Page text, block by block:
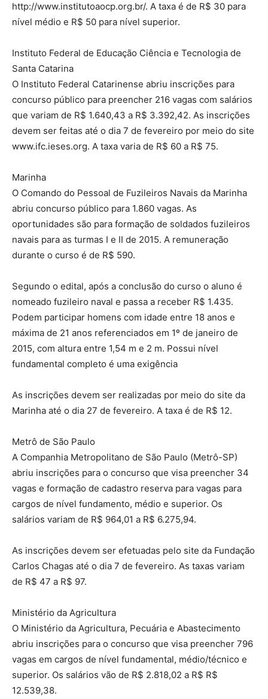
http://www.institutoaocp.org.br/. A taxa é de R$ 30 para
nível médio e R$ 50 para nível superior.
Instituto Federal de Educação Ciência e Tecnologia de
Santa Catarina
O Instituto Federal Catarinense abriu inscrições para
concurso público para preencher 216 vagas com salários
que variam de R$ 1.640,43 a R$ 3.392,42. As inscrições
devem ser feitas até o dia 7 de fevereiro por meio do site
www.ifc.ieses.org. A taxa varia de R$ 60 a R$ 75.
Marinha
O Comando do Pessoal de Fuzileiros Navais da Marinha
abriu concurso público para 1.860 vagas. As
oportunidades são para formação de soldados fuzileiros
navais para as turmas I e II de 2015. A remuneração
durante o curso é de R$ 590.
Segundo o edital, após a conclusão do curso o aluno é
nomeado fuzileiro naval e passa a receber R$ 1.435.
Podem participar homens com idade entre 18 anos e
máxima de 21 anos referenciados em 1º de janeiro de
2015, com altura entre 1,54 m e 2 m. Possui nível
fundamental completo é uma exigência
As inscrições devem ser realizadas por meio do site da
Marinha até o dia 27 de fevereiro. A taxa é de R$ 12.
Metrô de São Paulo
A Companhia Metropolitano de São Paulo (Metrô-SP)
abriu inscrições para o concurso que visa preencher 34
vagas e formação de cadastro reserva para vagas para
cargos de nível fundamento, médio e superior. Os
salários variam de R$ 964,01 a R$ 6.275,94.
As inscrições devem ser efetuadas pelo site da Fundação
Carlos Chagas até o dia 7 de fevereiro. As taxas variam
de R$ 47 a R$ 97.
Ministério da Agricultura
O Ministério da Agricultura, Pecuária e Abastecimento
abriu inscrições para o concurso que visa preencher 796
vagas em cargos de nível fundamental, médio/técnico e
superior. Os salários vão de R$ 2.818,02 a R$ R$
12.539,38.